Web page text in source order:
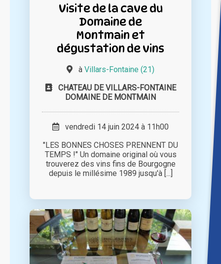
Visite de la cave du
Domaine de
Montmain et
dégustation de vins
à Villars-Fontaine (21)
CHATEAU DE VILLARS-FONTAINE
DOMAINE DE MONTMAIN
vendredi 14 juin 2024 à 11h00
"LES BONNES CHOSES PRENNENT DU
TEMPS !" Un domaine original où vous
trouverez des vins fins de Bourgogne
depuis le millésime 1989 jusqu'à [...]